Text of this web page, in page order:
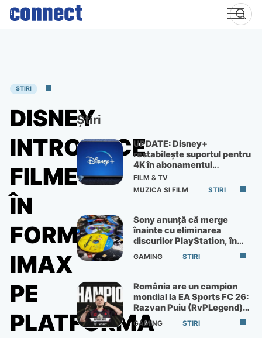
Skip
STIRI
DISNEY
INTRODUCE
FILME
ÎN
FORMAT
IMAX
PE
PLATFORMA
Știri
UPDATE: Disney+
restabilește suportul pentru
4K în abonamentul
Premium
FILM & TV
MUZICA SI FILM
STIRI
Sony anunță că merge
înainte cu eliminarea
discurilor PlayStation, în
ciuda protestelor
GAMING STIRI
România are un campion
mondial la EA Sports FC 26:
Razvan Puiu (RvPLegend)
câștigă turneul de la Paris
GAMING STIRI